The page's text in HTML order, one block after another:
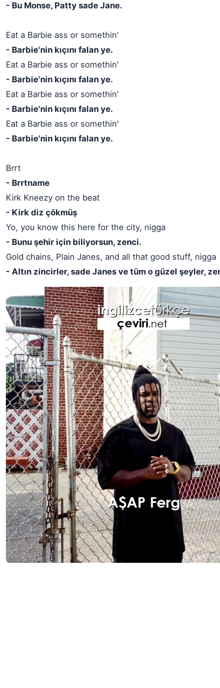
- Bu Monse, Patty sade Jane.
Eat a Barbie ass or somethin'
- Barbie'nin kıçını falan ye.
Eat a Barbie ass or somethin'
- Barbie'nin kıçını falan ye.
Eat a Barbie ass or somethin'
- Barbie'nin kıçını falan ye.
Eat a Barbie ass or somethin'
- Barbie'nin kıçını falan ye.
Brrt
- Brrtname
Kirk Kneezy on the beat
- Kirk diz çökmüş
Yo, you know this here for the city, nigga
- Bunu şehir için biliyorsun, zenci.
Gold chains, Plain Janes, and all that good stuff, nigga
- Altın zincirler, sade Janes ve tüm o güzel şeyler,